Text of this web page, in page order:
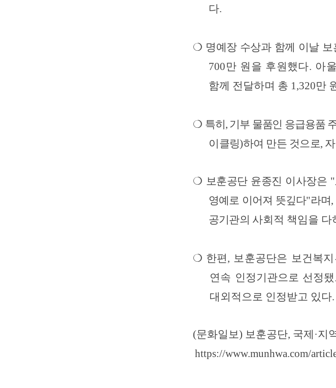
다.
❍ 명예장 수상과 함께 이날
700만 원을 후원했다. 아
함께 전달하며 총 1,320만
❍ 특히, 기부 물품인 응급용품
이클링)하여 만든 것으로,
❍ 보훈공단 윤종진 이사장은
영예로 이어져 뜻깊다"라며
공기관의 사회적 책임을
❍ 한편, 보훈공단은 보건복
연속 인정기관으로 선정됐
대외적으로 인정받고 있다.
(문화일보) 보훈공단, 국제·지
https://www.munhwa.com/